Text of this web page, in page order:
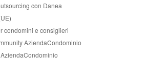
con Danea
condomini e consiglieri
AziendaCondominio